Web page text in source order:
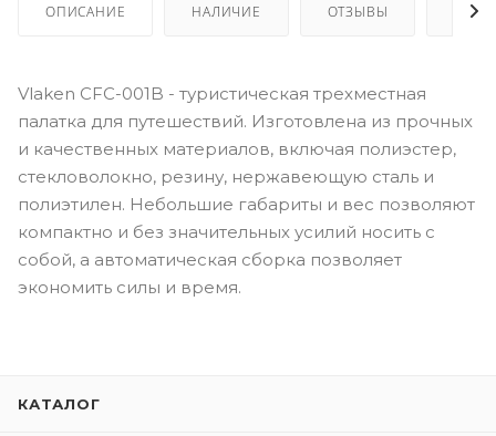
ОПИСАНИЕ НАЛИЧИЕ ОТЗЫВЫ КАК
Vlaken CFC-001B - туристическая трехместная
палатка для путешествий. Изготовлена из прочных
и качественных материалов, включая полиэстер,
стекловолокно, резину, нержавеющую сталь и
полиэтилен. Небольшие габариты и вес позволяют
компактно и без значительных усилий носить с
собой, а автоматическая сборка позволяет
экономить силы и время.
КАТАЛОГ